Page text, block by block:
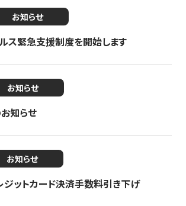
お知らせ
ス緊急支援制度を開始します
お知らせ
知らせ
お知らせ
ジットカード決済手数料引き下げ